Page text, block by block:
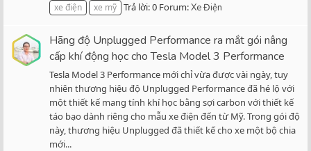
xe điện
xe mỹ Trả lời: 0 Forum:Xe Điện
Hãng độ Unplugged Performance ra mắt gói nâng
cấp khí động học cho Tesla Model 3 Performance
Tesla Model 3 Performance mới chỉ vừa được vài ngày, tuy
nhiên thương hiệu độ Unplugged Performance đã hé lộ với
một thiết kế mang tính khí học bằng sợi carbon với thiết kế
táo bạo dành riêng cho mẫu xe điện đến từ Mỹ. Trong gói độ
này, thương hiệu Unplugged đã thiết kế cho xe một bộ chia
mới...